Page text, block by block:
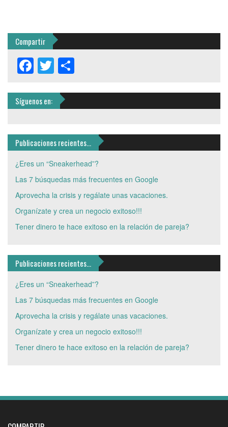
Compartir
Facebook
Twitter
Síguenos en:
Publicaciones recientes…
¿Eres un “Sneakerhead”?
Las 7 búsquedas más frecuentes en Google
Aprovecha la crisis y regálate unas vacaciones.
Organízate y crea un negocio exitoso!!!
Tener dinero te hace exitoso en la relación de pareja?
Publicaciones recientes…
¿Eres un “Sneakerhead”?
Las 7 búsquedas más frecuentes en Google
Aprovecha la crisis y regálate unas vacaciones.
Organízate y crea un negocio exitoso!!!
Tener dinero te hace exitoso en la relación de pareja?